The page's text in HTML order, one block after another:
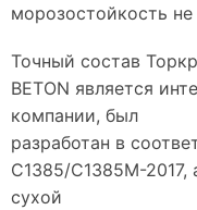
морозостойкость
Точный состав
BETON является
компании, был
разработан в
C1385/C1385M-
сухой